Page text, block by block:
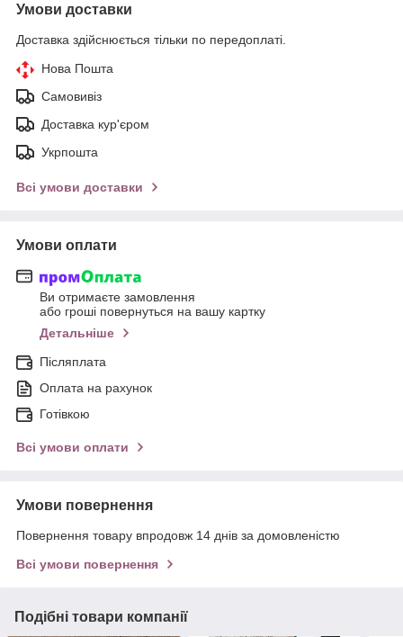
Умови доставки
Доставка здійснюється тільки по передоплаті.
Нова Пошта
Самовивіз
Доставка кур'єром
Укрпошта
Всі умови доставки
Умови оплати
Ви отримаєте замовлення
або гроші повернуться на вашу картку
Детальніше
Післяплата
Оплата на рахунок
Готівкою
Всі умови оплати
Умови повернення
Повернення товару впродовж 14 днів за домовленістю
Всі умови повернення
Подібні товари компанії